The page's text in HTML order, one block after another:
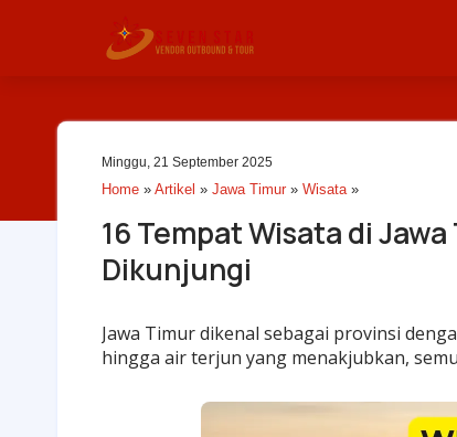
Minggu, 21 September 2025
Home » Artikel » Jawa Timur » Wisata»
16 Tempat Wisata di
Dikunjungi
Jawa Timur dikenal sebagai provinsi
hingga air terjun yang menakjubkan,